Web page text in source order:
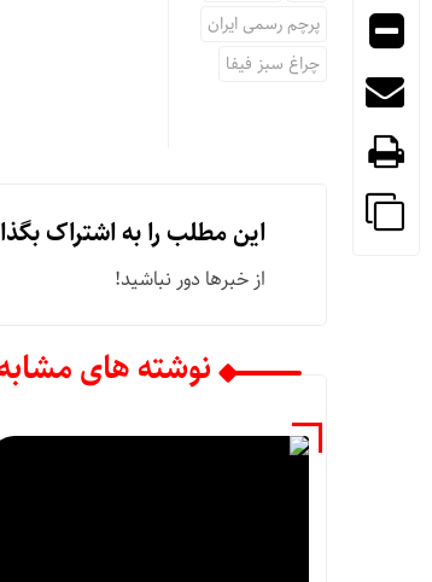
پرچم رسمی ایران
چراغ سبز فیفا
این مطلب را به اشتراک
از خبرها دور نباشید!
نوشته های